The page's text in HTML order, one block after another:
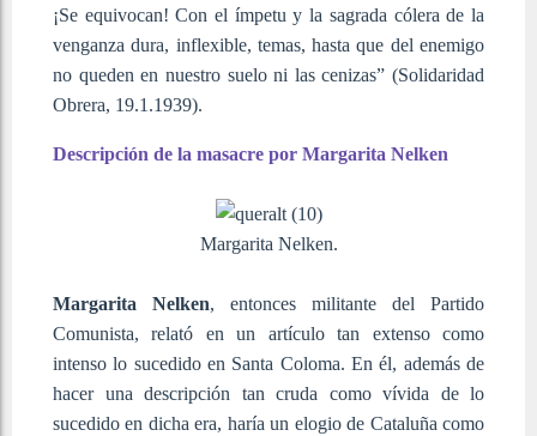
¡Se equivocan! Con el ímpetu y la sagrada cólera de la
venganza dura, inflexible, temas, hasta que del enemigo
no queden en nuestro suelo ni las cenizas” (Solidaridad
Obrera, 19.1.1939).
Descripción de la masacre por Margarita Nelken
Margarita Nelken.
Margarita Nelken, entonces militante del Partido
Comunista, relató en un artículo tan extenso como
intenso lo sucedido en Santa Coloma. En él, además de
hacer una descripción tan cruda como vívida de lo
sucedido en dicha era, haría un elogio de Cataluña como